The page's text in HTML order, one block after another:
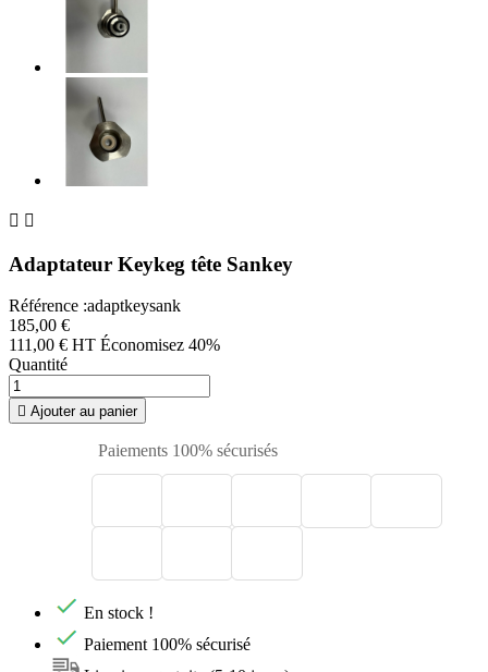
 
Adaptateur Keykeg tête Sankey
Référence :adaptkeysank
185,00 €
111,00 € HT Économisez 40%
Quantité
 Ajouter au panier
Paiements 100% sécurisés
En stock !
Paiement 100% sécurisé